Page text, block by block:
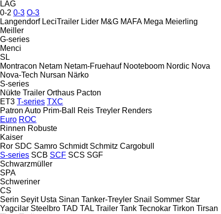
LAG
0-2 0-3 O-3
Langendorf LeciTrailer Lider M&G MAFA Mega Meierling
Meiller
G-series
Menci
SL
Montracon Netam Netam-Fruehauf Nooteboom Nordic Nova
Nova-Tech Nursan Närko
S-series
Nükte Trailer Orthaus Pacton
ET3 T-series TXC
Patron Auto Prim-Ball Reis Treyler Renders
Euro ROC
Rinnen Robuste
Kaiser
Ror SDC Samro Schmidt Schmitz Cargobull
S-series SCB SCF SCS SGF
Schwarzmüller
SPA
Schweriner
CS
Serin Seyit Usta Sinan Tanker-Treyler Snail Sommer Star
Yagcilar Steelbro TAD TAL Trailer Tank Tecnokar Tirkon Tirsan